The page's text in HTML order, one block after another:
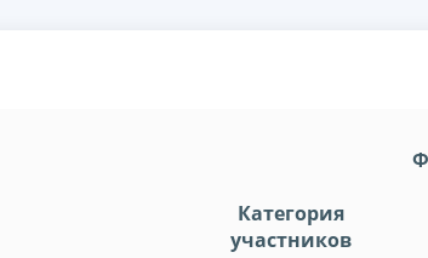
Категория
участников